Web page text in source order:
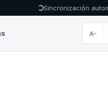
Sincronización
A-